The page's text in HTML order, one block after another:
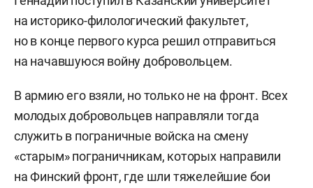
на историко-филологический факультет,
но в конце первого курса решил отправиться
на начавшуюся войну добровольцем.
В армию его взяли, но только не на фронт. Всех
молодых добровольцев направляли тогда
служить в пограничные войска на смену
«старым» пограничникам, которых направили
на Финский фронт, где шли тяжелейшие бои